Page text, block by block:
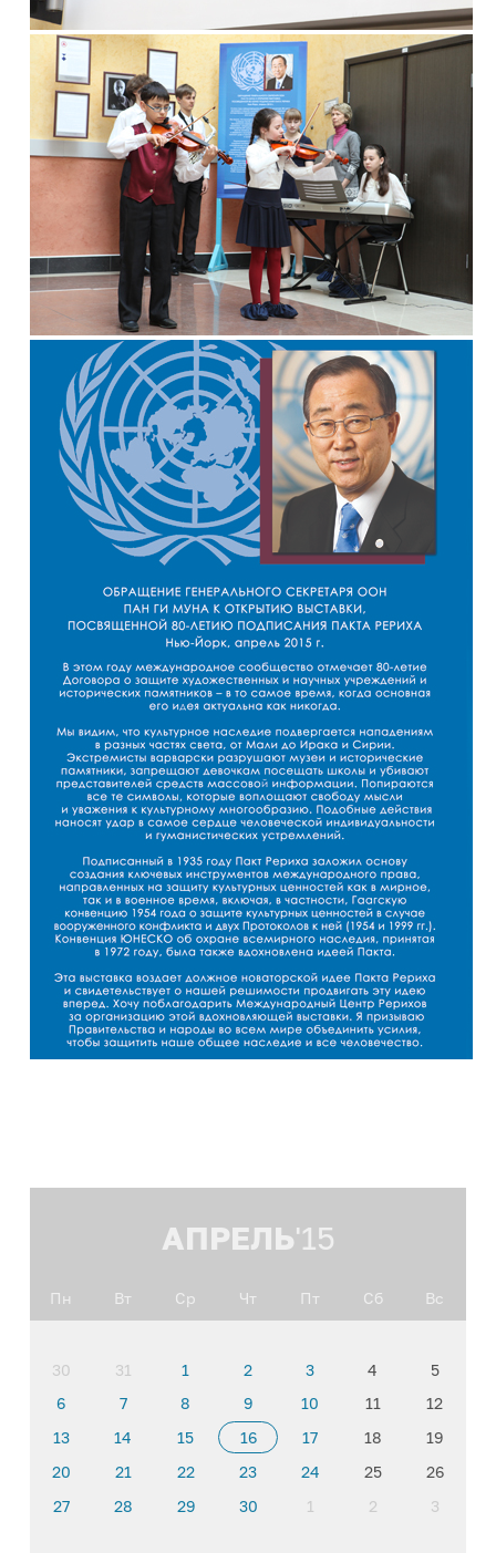
АПРЕЛЬ'15
Пн Вт Ср Чт Пт Сб Вс
30 31 1 2 3 4
5
6
7 8 9 10 11
12
13
14 15 16 17 18
19
20
21 22 23 24 25
26
27
28 29 30 1 2 3